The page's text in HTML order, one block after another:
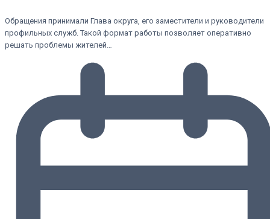
Обращения принимали Глава округа, его заместители и руководители
профильных служб. Такой формат работы позволяет оперативно
решать проблемы жителей…